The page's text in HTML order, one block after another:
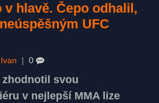
v hlavě. Čepo odhalil,
UFC
0
zhodnotil svou
v nejlepší MMA lize